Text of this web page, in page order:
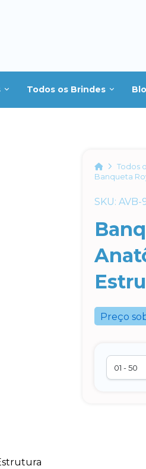
Todos os Brindes
HomeTodos
Banqueta
SKU:
Preço